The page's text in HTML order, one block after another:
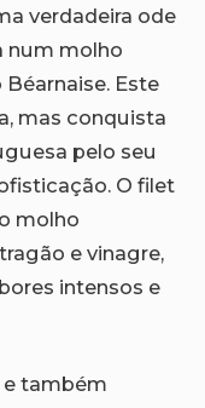
verdadeira ode
num molho
Este
mas conquista
pelo seu
O filet
molho
e vinagre,
intensos e
e também